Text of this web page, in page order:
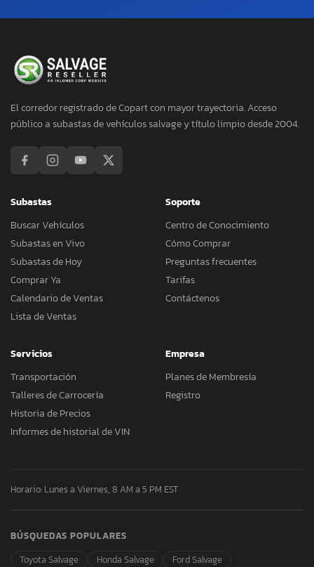
El corredor registrado de Copart con mayor trayectoria. Acceso
público a subastas de vehículos salvage y título limpio desde 2004.
Subastas
Buscar Vehículos
Subastas en Vivo
Subastas de Hoy
Comprar Ya
Calendario de Ventas
Lista de Ventas
Soporte
Centro de Conocimiento
Cómo Comprar
Preguntas frecuentes
Tarifas
Contáctenos
Servicios
Transportación
Talleres de Carrocería
Historia de Precios
Informes de historial de VIN
Empresa
Planes de Membresía
Registro
Horario: Lunes a Viernes, 8 AM a 5 PM EST
BÚSQUEDAS POPULARES
Toyota Salvage
Honda Salvage Ford Salvage